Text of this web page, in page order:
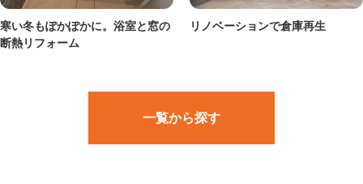
寒い冬もぽかぽかに。浴室と窓の
断熱リフォーム
リノベーションで倉庫再生
一覧から探す